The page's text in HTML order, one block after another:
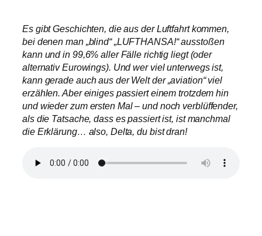
Es gibt Geschichten, die aus der Luftfahrt kommen,
bei denen man „blind“ „LUFTHANSA!“ ausstoßen
kann und in 99,6% aller Fälle richtig liegt (oder
alternativ Eurowings). Und wer viel unterwegs ist,
kann gerade auch aus der Welt der „aviation“ viel
erzählen. Aber einiges passiert einem trotzdem hin
und wieder zum ersten Mal – und noch verblüffender,
als die Tatsache, dass es passiert ist, ist manchmal
die Erklärung… also, Delta, du bist dran!